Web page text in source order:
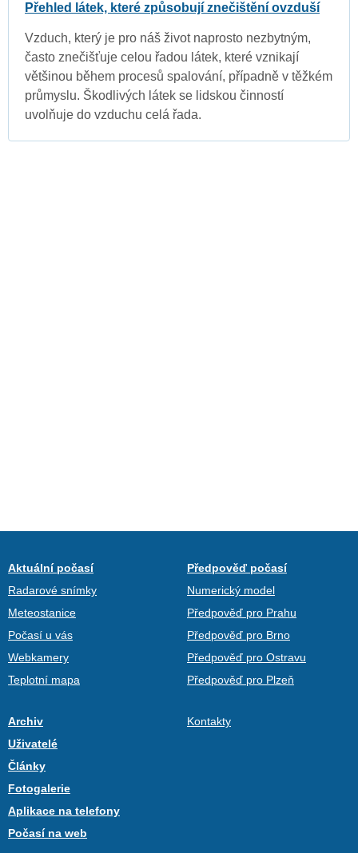
Přehled látek, které způsobují znečištění ovzduší
Vzduch, který je pro náš život naprosto nezbytným,
často znečišťuje celou řadou látek, které vznikají
většinou během procesů spalování, případně v těžkém
průmyslu. Škodlivých látek se lidskou činností
uvolňuje do vzduchu celá řada.
Aktuální počasí
Radarové snímky
Meteostanice
Počasí u vás
Webkamery
Teplotní mapa
Předpověď počasí
Numerický model
Předpověď pro Prahu
Předpověď pro Brno
Předpověď pro Ostravu
Předpověď pro Plzeň
Archiv
Uživatelé
Články
Fotogalerie
Aplikace na telefony
Počasí na web
Kontakty